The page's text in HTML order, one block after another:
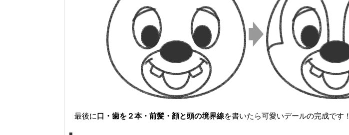
最後に口・歯を２本・前髪・顔と頭の境界線を書いたら可愛いデールの完成です！